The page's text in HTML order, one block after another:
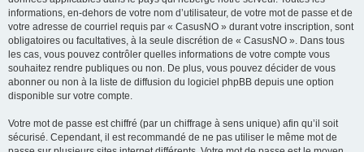
informations, en-dehors de votre nom d’utilisateur, de votre mot de passe et de
votre adresse de courriel requis par « CasusNO » durant votre inscription, sont
obligatoires ou facultatives, à la seule discrétion de « CasusNO ». Dans tous
les cas, vous pouvez contrôler quelles informations de votre compte vous
souhaitez rendre publiques ou non. De plus, vous pouvez décider de vous
abonner ou non à la liste de diffusion du logiciel phpBB depuis une option
disponible sur votre compte.
Votre mot de passe est chiffré (par un chiffrage à sens unique) afin qu’il soit
sécurisé. Cependant, il est recommandé de ne pas utiliser le même mot de